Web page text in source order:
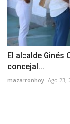
El alcalde Ginés
concejal...
mazarronhoy Ago 23,